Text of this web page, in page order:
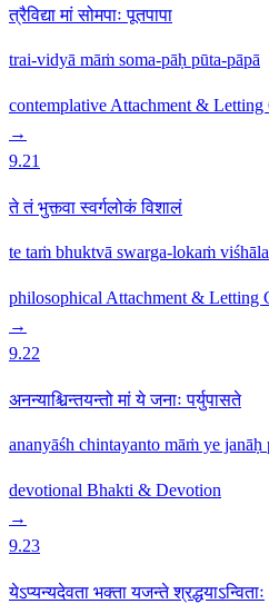
त्रैविद्या मां सोमपाः पूतपापा
trai-vidyā māṁ soma-pāḥ pūta-pāpā
contemplative Attachment & Letting
→
9.21
ते तं भुक्त्वा स्वर्गलोकं विशालं
te taṁ bhuktvā swarga-lokaṁ
philosophical Attachment & Letting
→
9.22
अनन्याश्चिन्तयन्तो मां ये जनाः पर्युपासते
ananyāśh chintayanto māṁ ye janāḥ
devotional Bhakti & Devotion
→
9.23
येऽप्यन्यदेवता भक्ता यजन्ते श्रद्धयाऽन्विताः